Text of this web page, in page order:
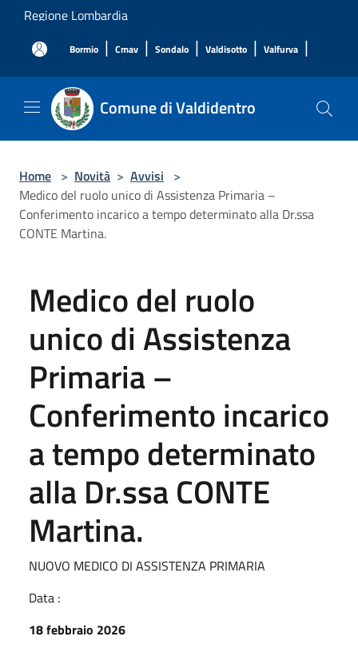
Salta al contenuto principale
Regione Lombardia
Bormio | Cmav | Sondalo | Valdisotto | Valfurva |
Comune di Valdidentro
Home > Novità > Avvisi >
Medico del ruolo unico di Assistenza Primaria –
Conferimento incarico a tempo determinato alla Dr.ssa
CONTE Martina.
Medico del ruolo
unico di Assistenza
Primaria –
Conferimento incarico
a tempo determinato
alla Dr.ssa CONTE
Martina.
NUOVO MEDICO DI ASSISTENZA PRIMARIA
Data :
18 febbraio 2026